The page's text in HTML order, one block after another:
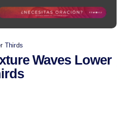
Thirds
Waves Lower